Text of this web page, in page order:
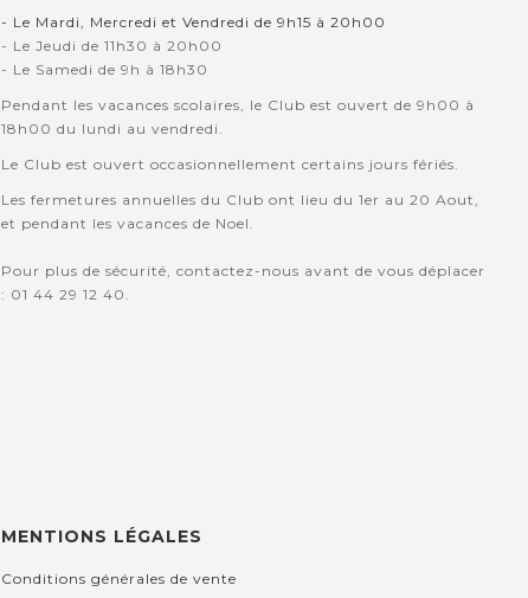
- Le Mardi, Mercredi et Vendredi de 9h15 à 20h00
- Le Jeudi de 11h30 à 20h00
- Le Samedi de 9h à 18h30
Pendant les vacances scolaires, le Club est ouvert de 9h00 à
18h00 du lundi au vendredi.
Le Club est ouvert occasionnellement certains jours fériés.
Les fermetures annuelles du Club ont lieu du 1er au 20 Aout,
et pendant les vacances de Noel.
Pour plus de sécurité, contactez-nous avant de vous déplacer
: 01 44 29 12 40.
MENTIONS LÉGALES
Conditions générales de vente